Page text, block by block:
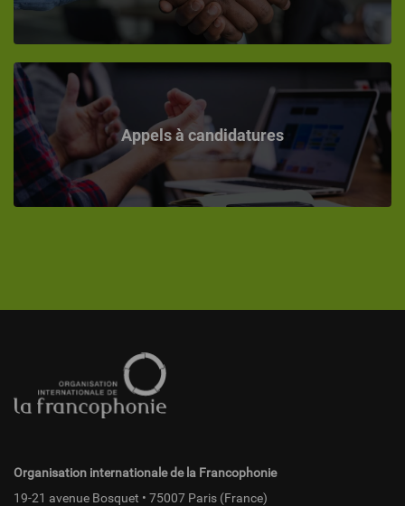
Appels à candidatures
page
Organisation internationale de la Francophonie
19-21 avenue Bosquet • 75007 Paris (France)